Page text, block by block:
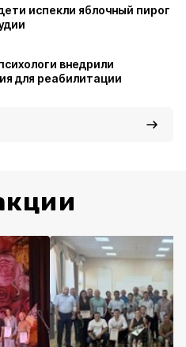
испекли яблочный пирог
внедрили
для реабилитации